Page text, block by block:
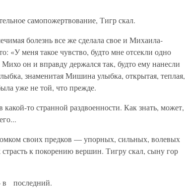
само­пожертвование, Тигр скал.
болезнь все же сделала свое и Михаила-
«У меня такое чувство, будто мне отсекли одно
он и вправду держался так, будто ему нанесли
знаменитая Мишина улыбка, открытая, теплая,
уже не той, что прежде.
то странной раздвоенности. Как знать, может,
своих предков — упорных, сильных, волевых
к покорению вершин. Тигру скал, сыну гор
последний.